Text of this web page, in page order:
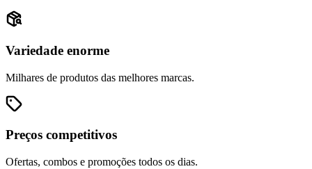
Variedade enorme
Milhares de produtos das melhores marcas.
Preços competitivos
Ofertas, combos e promoções todos os dias.